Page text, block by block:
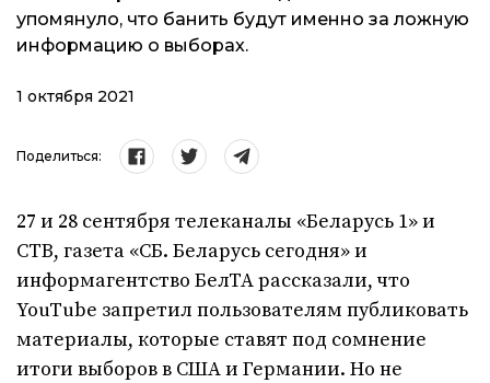
упомянуло, что банить будут именно за ложную
информацию о выборах.
1 октября 2021
Поделиться:
27 и 28 сентября телеканалы «Беларусь 1» и
СТВ, газета «СБ. Беларусь сегодня» и
информагентство БелТА рассказали, что
YouTube запретил пользователям публиковать
материалы, которые ставят под сомнение
итоги выборов в США и Германии. Но не